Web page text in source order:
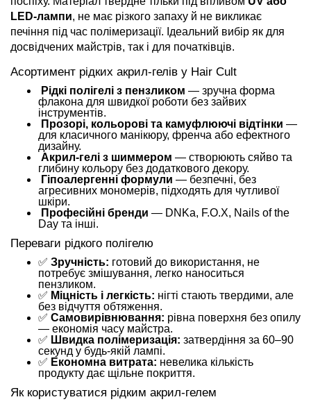
LED-лампи, не має різкого запаху й не викликає
печіння під час полімеризації. Ідеальний вибір як для
досвідчених майстрів, так і для початківців.
Асортимент рідких акрил-гелів у Hair Cult
Рідкі полігелі з пензликом — зручна форма
флакона для швидкої роботи без зайвих
інструментів.
Прозорі, кольорові та камуфлюючі відтінки —
для класичного манікюру, френча або ефектного
дизайну.
Акрил-гелі з шиммером — створюють сяйво та
глибину кольору без додаткового декору.
Гіпоалергенні формули — безпечні, без
агресивних мономерів, підходять для чутливої
шкіри.
Професійні бренди — DNKa, F.O.X, Nails of the
Day та інші.
Переваги рідкого полігелю
✅ Зручність: готовий до використання, не
потребує змішування, легко наноситься
пензликом.
✅ Міцність і легкість: нігті стають твердими, але
без відчуття обтяження.
✅ Самовирівнювання: рівна поверхня без опилу
— економія часу майстра.
✅ Швидка полімеризація: затвердіння за 60–90
секунд у будь-якій лампі.
✅ Економна витрата: невелика кількість
продукту дає щільне покриття.
Як користуватися рідким акрил-гелем